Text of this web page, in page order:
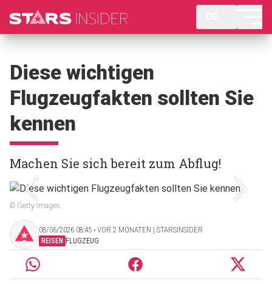
Diese wichtigen
Flugzeugfakten sollten Sie
kennen
Machen Sie sich bereit zum Abflug!
© Getty Images
08/06/2026 08:45 ‧ VOR 2 MONATEN | STARSINSIDER
REISEN FLUGZEUG